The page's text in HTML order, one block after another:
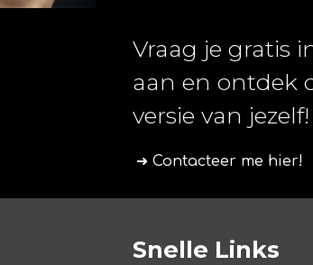
Vraag je gratis
aan en ontdek
versie van jezelf!
➜ Contacteer me hier!
Snelle Links